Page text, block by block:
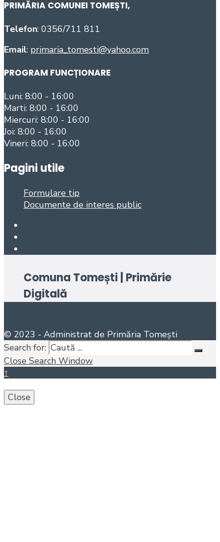
PRIMĂRIA COMUNEI TOMEȘTI,
Telefon: 0356/711 811
Email: primaria_tomesti@yahoo.com
PROGRAM FUNCȚIONARE
Luni: 8:00 - 16:00
Marti: 8:00 - 16:00
Miercuri: 8:00 - 16:00
Joi: 8:00 - 16:00
Vineri: 8:00 - 16:00
Pagini utile
Formulare tip
Documente de interes public
Comuna Tomești | Primărie
Digitală
© 2023 - Administrat de Primăria Tomești
Search for:
Close Search Window
↑
Close